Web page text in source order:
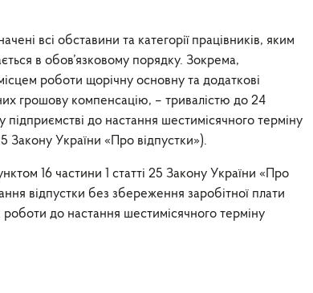
всі обставини та категорії працівників, яким
в обов’язковому порядку. Зокрема,
роботи щорічну основну та додаткові
грошову компенсацію, – тривалістю до 24
до настання шестимісячного терміну
Закону України «Про відпустки»).
16 частини 1 статті 25 Закону України «Про
відпустки без збереження заробітної плати
до настання шестимісячного терміну